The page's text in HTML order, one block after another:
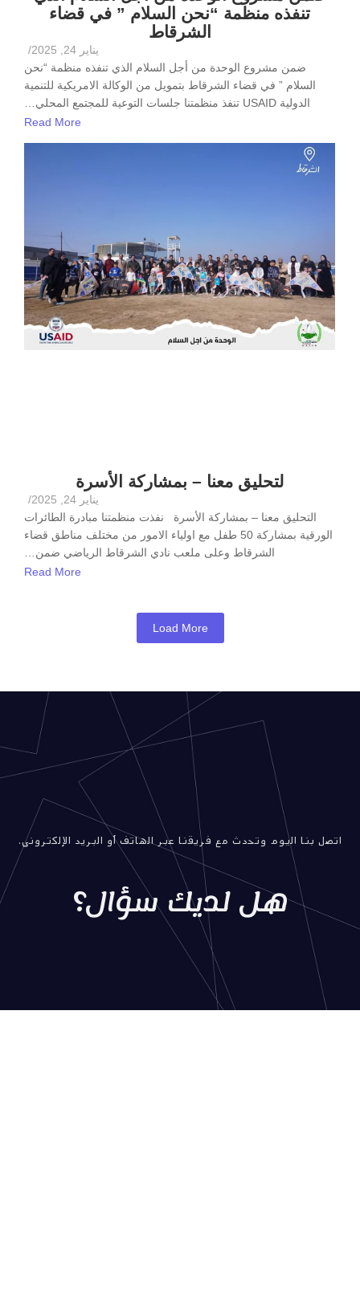
تنفذه منظمة “نحن السلام ” في قضاء
الشرقاط
يناير 24, 2025
/
ضمن مشروع الوحدة من أجل السلام الذي تنفذه منظمة “نحن
السلام ” في قضاء الشرقاط بتمويل من الوكالة الامريكية للتنمية
الدولية USAID تنفذ منظمتنا جلسات التوعية للمجتمع المحلي…
Read More
لتحليق معنا – بمشاركة الأسرة
يناير 24, 2025
/
التحليق معنا – بمشاركة الأسرة ‎نفذت منظمتنا مبادرة الطائرات
الورقية بمشاركة 50 طفل مع اولياء الامور من مختلف مناطق قضاء
الشرقاط ‎وعلى ملعب نادي الشرقاط الرياضي ‎ضمن…
Read More
Load More
اتصل بنا اليوم وتحدث مع فريقنا عبر الهاتف أو البريد الإلكتروني.
هل لديك سؤال؟